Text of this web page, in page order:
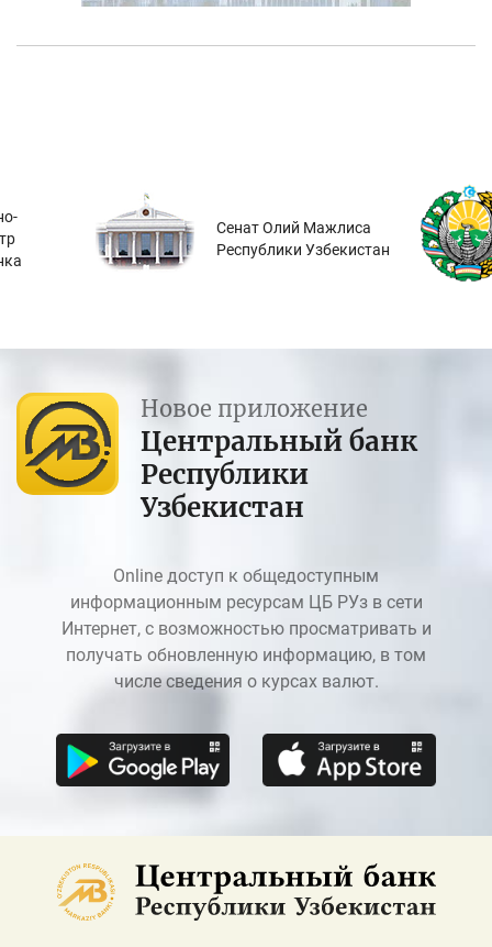
Сенат Олий Мажлиса
Республики Узбекистан
Новое приложение
Центральный банк
Республики
Узбекистан
Online доступ к общедоступным
информационным ресурсам ЦБ РУз в сети
Интернет, с возможностью просматривать и
получать обновленную информацию, в том
числе сведения о курсах валют.